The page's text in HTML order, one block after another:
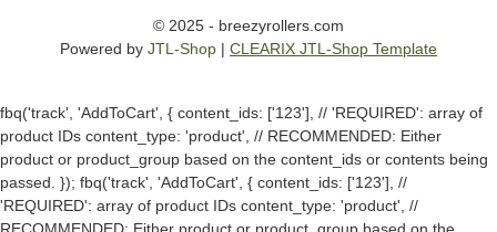
© 2025 - breezyrollers.com
Powered by JTL-Shop | CLEARIX JTL-Shop Template
fbq('track', 'AddToCart', { content_ids: ['123'], // 'REQUIRED': array of
product IDs content_type: 'product', // RECOMMENDED: Either
product or product_group based on the content_ids or contents being
passed. }); fbq('track', 'AddToCart', { content_ids: ['123'], //
'REQUIRED': array of product IDs content_type: 'product', //